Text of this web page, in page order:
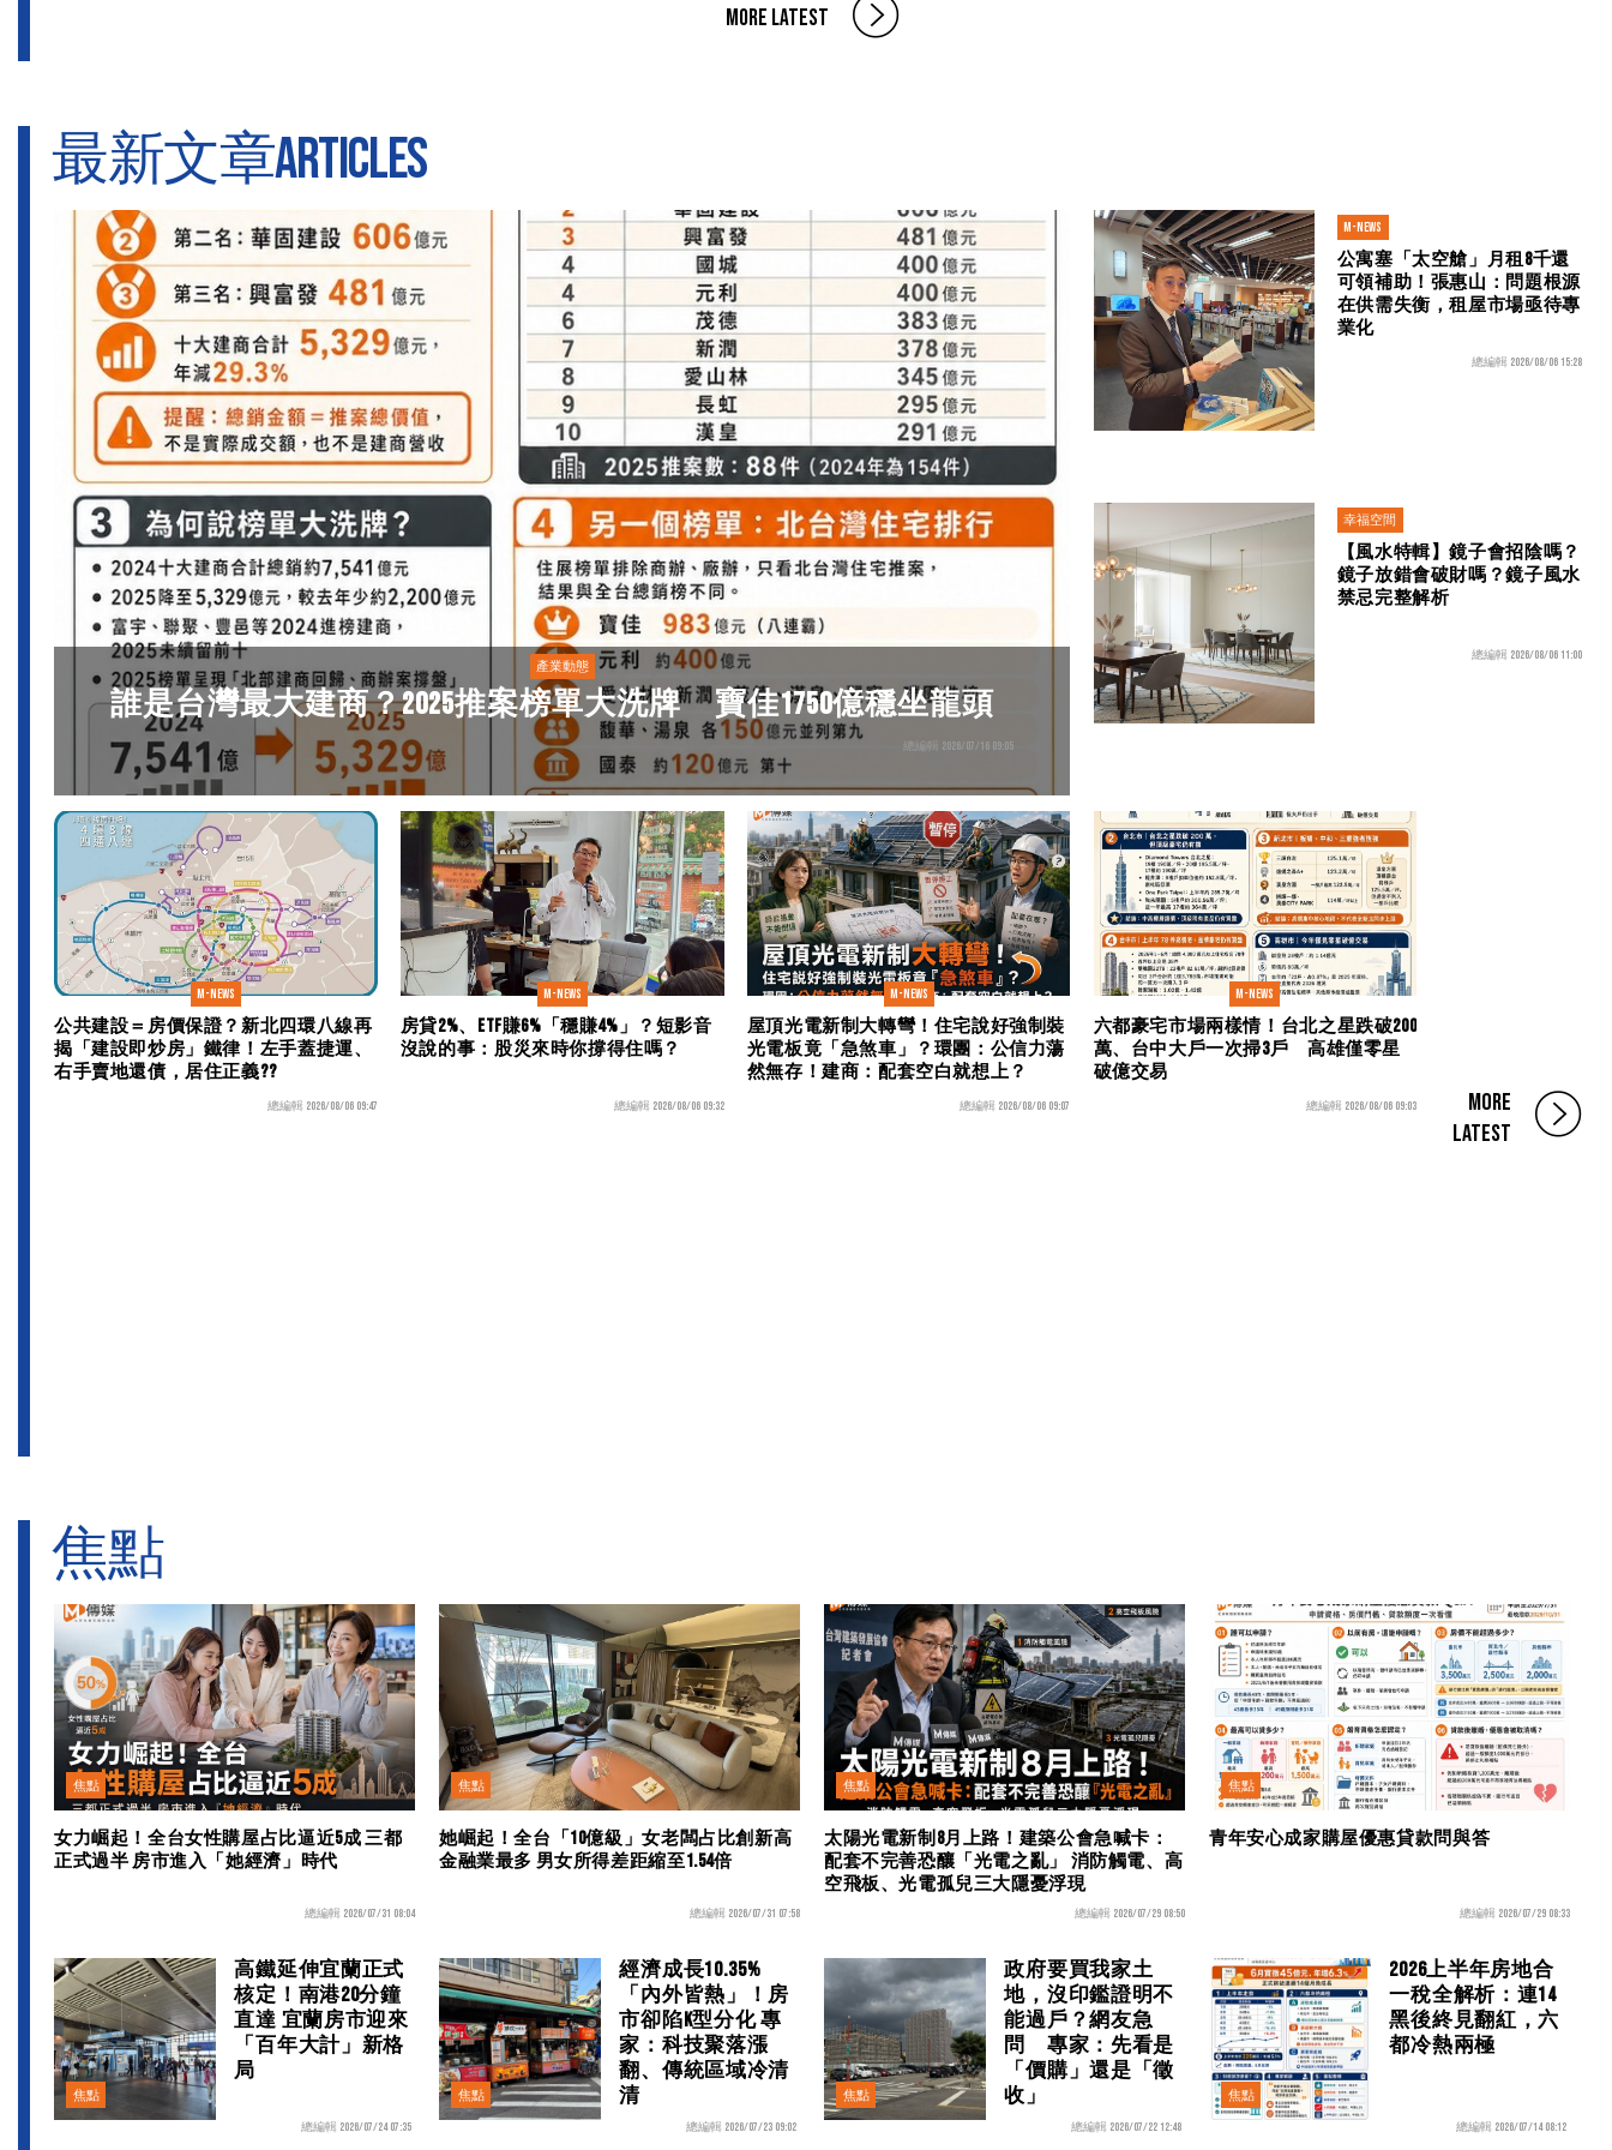
MORE LATEST
最新文章ARTICLES
產業動態
誰是台灣最大建商？2025推案榜單大洗牌 寶佳1750億穩坐龍頭
總編輯 2026/07/16 09:05
M-news
公寓塞「太空艙」月租8千還
可領補助！張惠山：問題根源
在供需失衡，租屋市場亟待專
業化
總編輯 2026/08/06 15:28
幸福空間
【風水特輯】鏡子會招陰嗎？
鏡子放錯會破財嗎？鏡子風水
禁忌完整解析
總編輯 2026/08/06 11:00
M-news
公共建設＝房價保證？新北四環八線再
揭「建設即炒房」鐵律！左手蓋捷運、
右手賣地還債，居住正義??
總編輯 2026/08/06 09:47
M-news
房貸2%、ETF賺6%「穩賺4%」？短影音
沒說的事：股災來時你撐得住嗎？
總編輯 2026/08/06 09:32
M-news
屋頂光電新制大轉彎！住宅說好強制裝
光電板竟「急煞車」？環團：公信力蕩
然無存！建商：配套空白就想上？
總編輯 2026/08/06 09:07
M-news
六都豪宅市場兩樣情！台北之星跌破200
萬、台中大戶一次掃3戶 高雄僅零星
破億交易
總編輯 2026/08/06 09:03
MORE
LATEST
焦點
焦點
女力崛起！全台女性購屋占比逼近5成 三都
正式過半 房市進入「她經濟」時代
總編輯 2026/07/31 08:04
焦點
她崛起！全台「10億級」女老闆占比創新高
金融業最多 男女所得差距縮至1.54倍
總編輯 2026/07/31 07:58
焦點
太陽光電新制8月上路！建築公會急喊卡：
配套不完善恐釀「光電之亂」 消防觸電、高
空飛板、光電孤兒三大隱憂浮現
總編輯 2026/07/29 08:50
焦點
青年安心成家購屋優惠貸款問與答
總編輯 2026/07/29 08:33
焦點
高鐵延伸宜蘭正式
核定！南港20分鐘
直達 宜蘭房市迎來
「百年大計」新格
局
總編輯 2026/07/24 07:35
焦點
經濟成長10.35%
「內外皆熱」！房
市卻陷K型分化 專
家：科技聚落漲
翻、傳統區域冷清
清
總編輯 2026/07/23 09:02
焦點
政府要買我家土
地，沒印鑑證明不
能過戶？網友急
問 專家：先看是
「價購」還是「徵
收」
總編輯 2026/07/22 12:48
焦點
2026上半年房地合
一稅全解析：連14
黑後終見翻紅，六
都冷熱兩極
總編輯 2026/07/14 08:12